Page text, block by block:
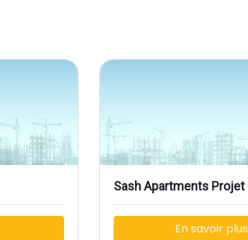
Sash Apartments Projet
En savoir plus